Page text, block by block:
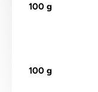
100 g
100 g